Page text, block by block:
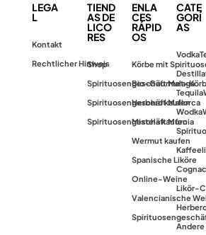
LEGA
L
Kontakt
Rechtlicher Hinweis
TIEND
AS DE
LICO
RES
Shop
Spirituosengeschäft Malaga
Spirituosengeschäft Mallorca
Spirituosengeschäft Murcia
ENLA
CES
RÁPID
OS
Körbe mit
Bio-Gourmet-
Herbero kaufen
Mistela kaufen
Wermut kaufen
Spanische Liköre
Online-Weine
Valencianische
CATE
GORÍ
AS
Vodka
Tequila
Wodka
Likör-